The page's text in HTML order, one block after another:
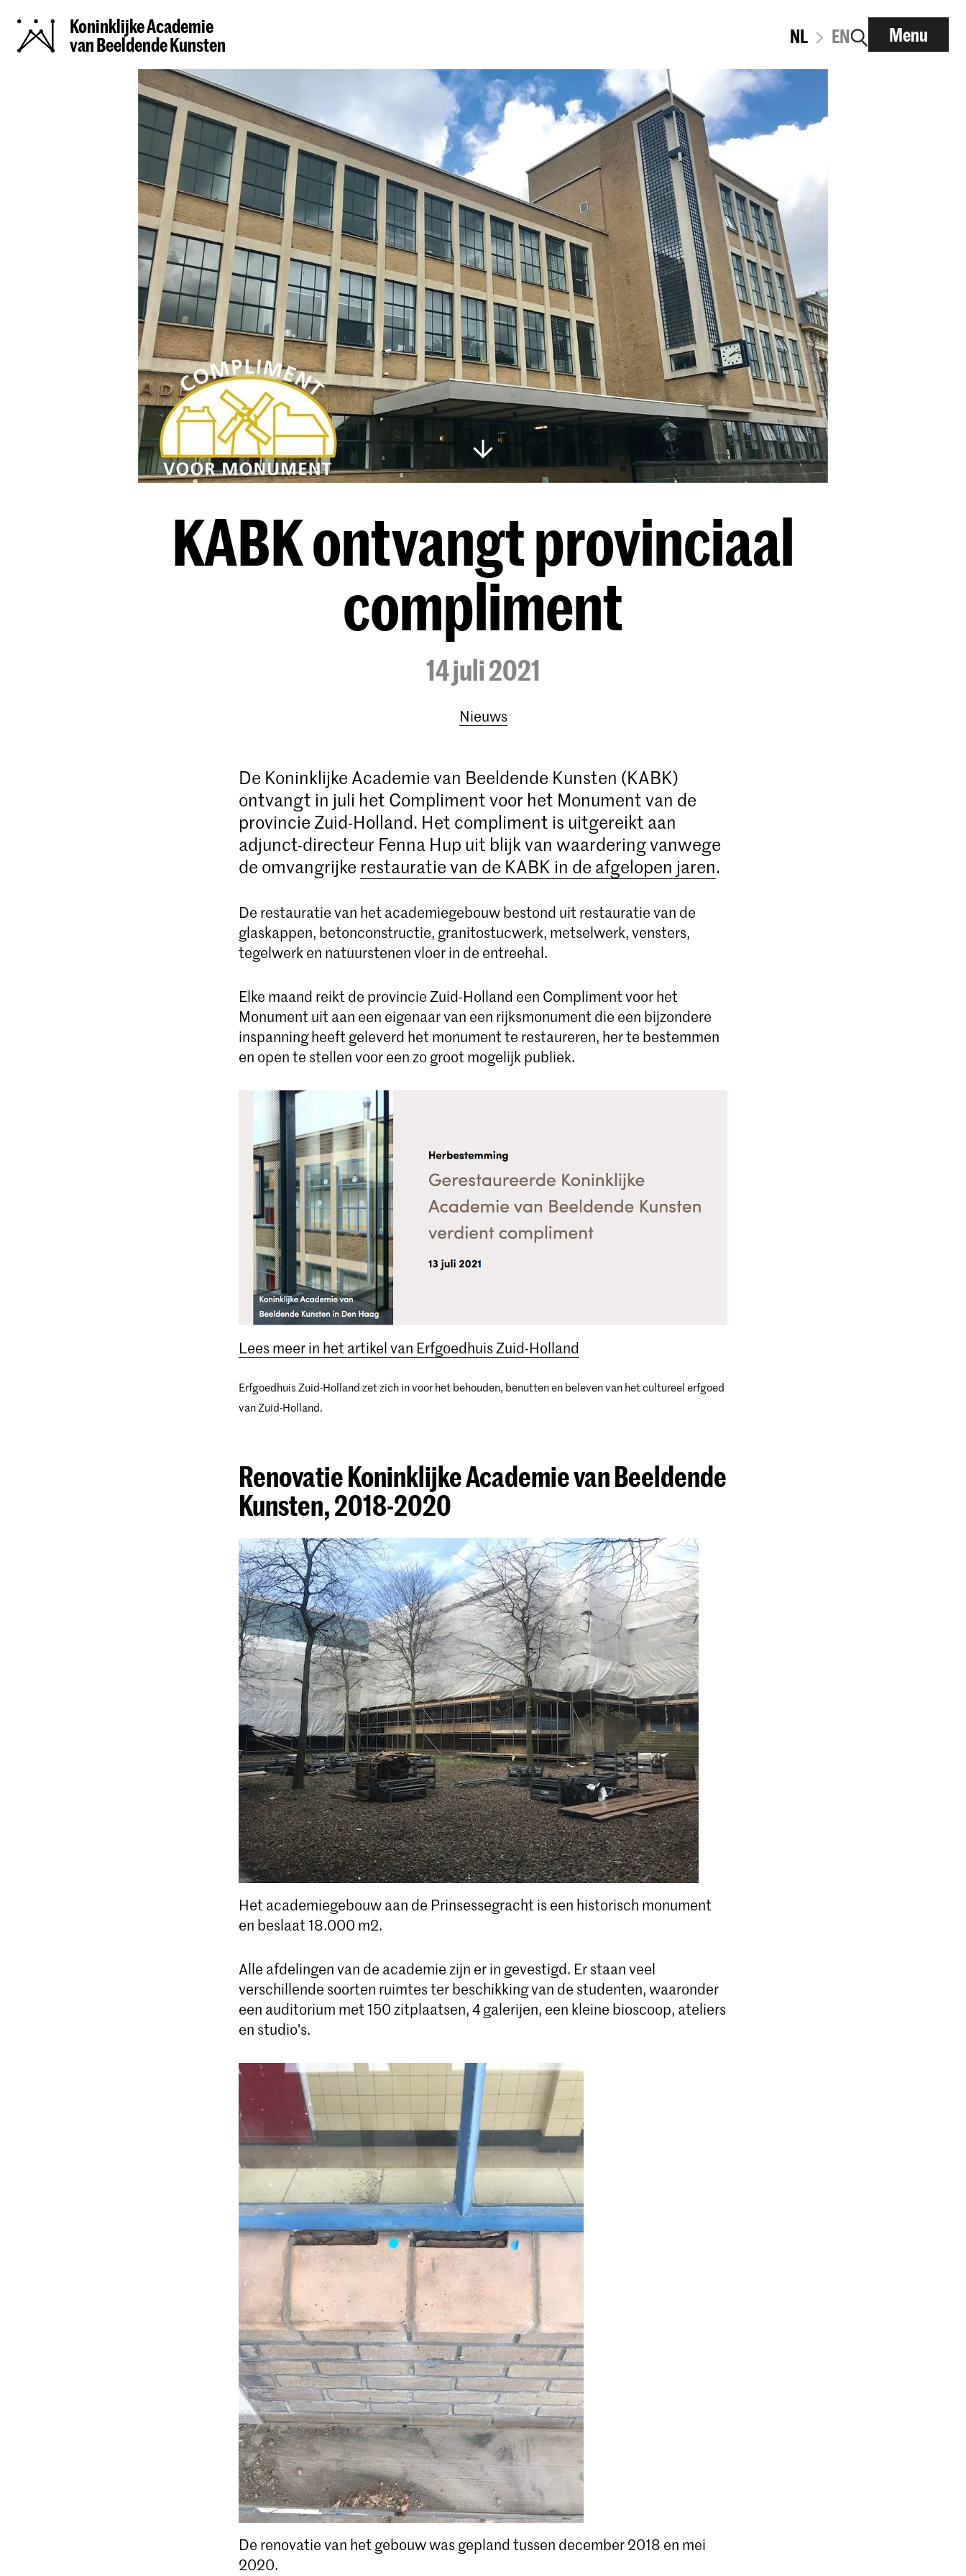
Koninklijke Academie
van Beeldende Kunsten
NL EN Menu
KABK ontvangt provinciaal
compliment
14 juli 2021
Nieuws
De Koninklijke Academie van Beeldende Kunsten (KABK)
ontvangt in juli het Compliment voor het Monument van de
provincie Zuid-Holland. Het compliment is uitgereikt aan
adjunct-directeur Fenna Hup uit blijk van waardering vanwege
de omvangrijke restauratie van de KABK in de afgelopen jaren.
De restauratie van het academiegebouw bestond uit restauratie van de
glaskappen, betonconstructie, granitostucwerk, metselwerk, vensters,
tegelwerk en natuurstenen vloer in de entreehal.
Elke maand reikt de provincie Zuid-Holland een Compliment voor het
Monument uit aan een eigenaar van een rijksmonument die een bijzondere
inspanning heeft geleverd het monument te restaureren, her te bestemmen
en open te stellen voor een zo groot mogelijk publiek.
Lees meer in het artikel van Erfgoedhuis Zuid-Holland
Erfgoedhuis Zuid-Holland zet zich in voor het behouden, benutten en beleven van het cultureel erfgoed
van Zuid-Holland.
Renovatie Koninklijke Academie van Beeldende
Kunsten, 2018-2020
Het academiegebouw aan de Prinsessegracht is een historisch monument
en beslaat 18.000 m2.
Alle afdelingen van de academie zijn er in gevestigd. Er staan veel
verschillende soorten ruimtes ter beschikking van de studenten, waaronder
een auditorium met 150 zitplaatsen, 4 galerijen, een kleine bioscoop, ateliers
en studio's.
De renovatie van het gebouw was gepland tussen december 2018 en mei
2020.